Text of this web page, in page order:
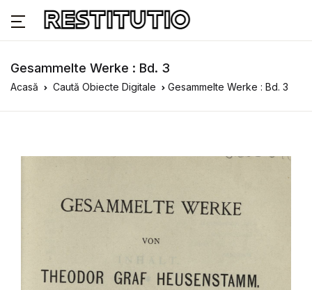
Gesammelte Werke : Bd. 3
Acasă Caută Obiecte Digitale Gesammelte Werke : Bd. 3